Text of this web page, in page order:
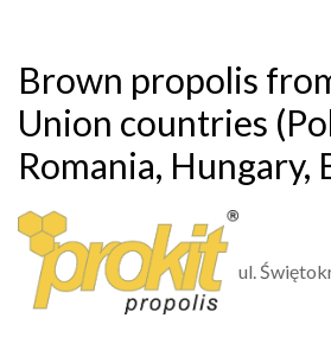
Brown propolis
Union countries
Romania, Hungary,
ul.